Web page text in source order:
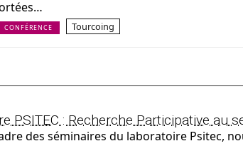
CONFÉRENCE Tourcoing
PSITEC : Recherche Participative au
des séminaires du laboratoire Psitec,